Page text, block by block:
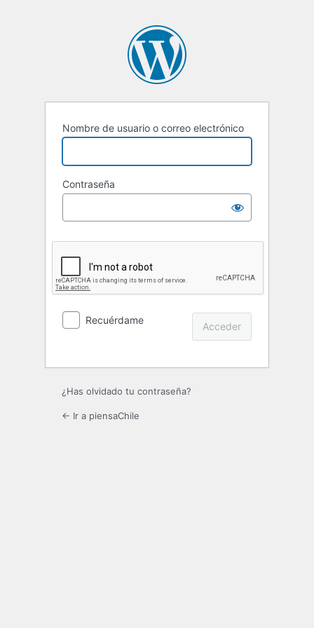
Nombre de usuario o correo electrónico
Contraseña
Recuérdame
¿Has olvidado tu contraseña?
← Ir a piensaChile